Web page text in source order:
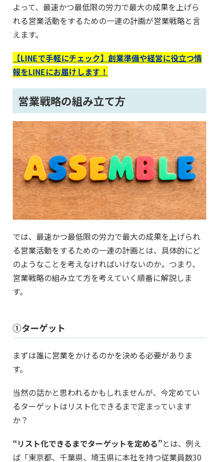
よって、最速かつ最低限の労力で最大の成果を上げら
れる営業活動をするための一連の計画が営業戦略と言
えます。
【LINEで手軽にチェック】創業準備や経営に役立つ情
報をLINEにお届けします！
営業戦略の組み立て方
では、最速かつ最低限の労力で最大の成果を上げられ
る営業活動をするための一連の計画とは、具体的にど
のようなことを考えなければいけないのか。つまり、
営業戦略の組み立て方を考えていく順番に解説しま
す。
①ターゲット
まずは誰に営業をかけるのかを決める必要がありま
す。
当然の話かと思われるかもしれませんが、今定めてい
るターゲットはリスト化できるまで定まっています
か？
“リスト化できるまでターゲットを定める”とは、例え
ば「東京都、千葉県、埼玉県に本社を持つ従業員数30